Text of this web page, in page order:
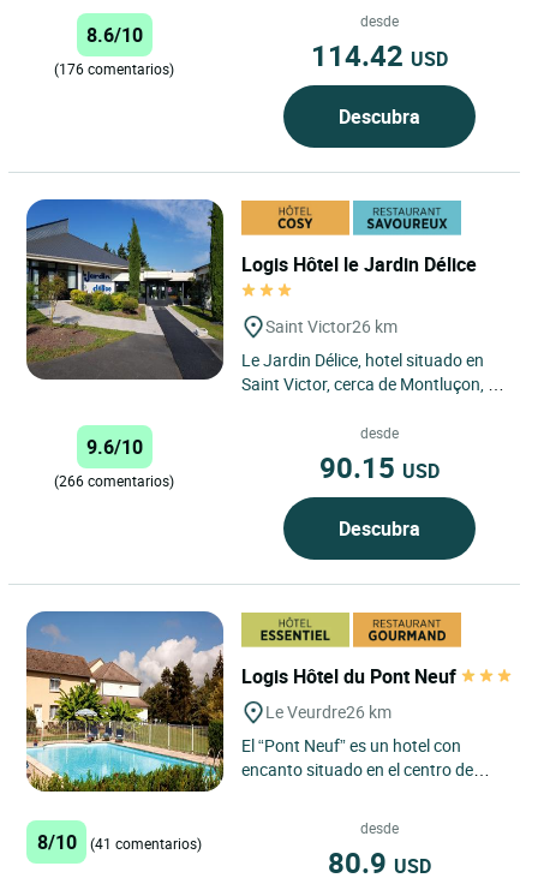
Amand-Montrond, se beneficia...
8.6/10
(176 comentarios)
desde
114.42 USD
Descubra
Logis Hôtel le Jardin Délice
Saint Victor26 km
Le Jardin Délice, hotel situado en
Saint Victor, cerca de Montluçon, en
9.6/10
(266 comentarios)
desde
90.15 USD
Descubra
Logis Hôtel du Pont Neuf
Le Veurdre26 km
El “Pont Neuf” es un hotel con
encanto situado en el centro de
Auvernia, Borgoña y...
8/10 (41 comentarios)
desde
80.9 USD